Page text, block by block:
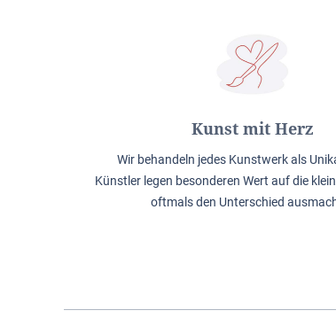
Kunst mit Herz
Wir behandeln jedes Kunstwerk als
Künstler legen besonderen Wert auf die
oftmals den Unterschied